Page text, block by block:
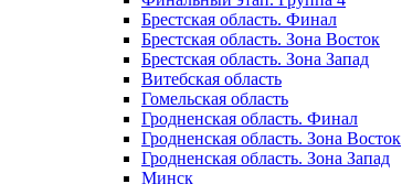
Брестская область. Финал
Брестская область. Зона Восток
Брестская область. Зона Запад
Витебская область
Гомельская область
Гродненская область. Финал
Гродненская область. Зона Восток
Гродненская область. Зона Запад
Минск